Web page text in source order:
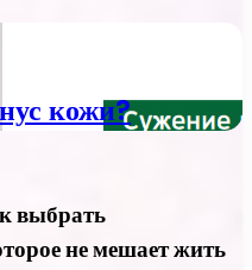
кожи?
выбрать
не мешает жить